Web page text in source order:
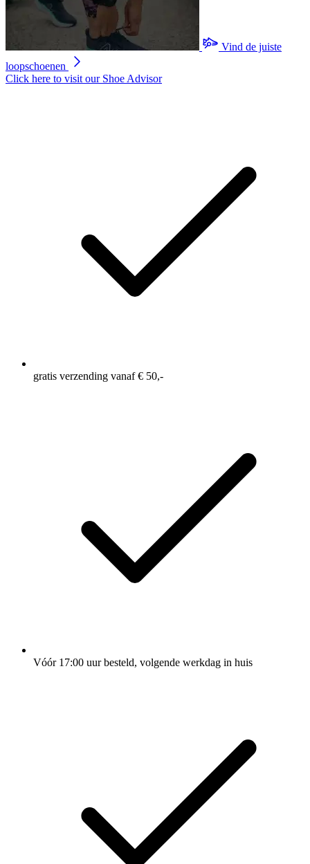
Vind de juiste
loopschoenen
Click here to visit our Shoe Advisor
gratis verzending vanaf € 50,-
Vóór 17:00 uur besteld, volgende werkdag in huis